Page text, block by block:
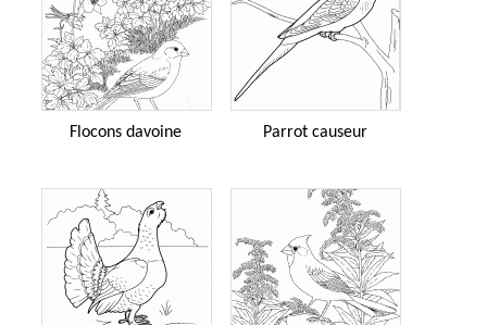
Flocons davoine Parrot causeur